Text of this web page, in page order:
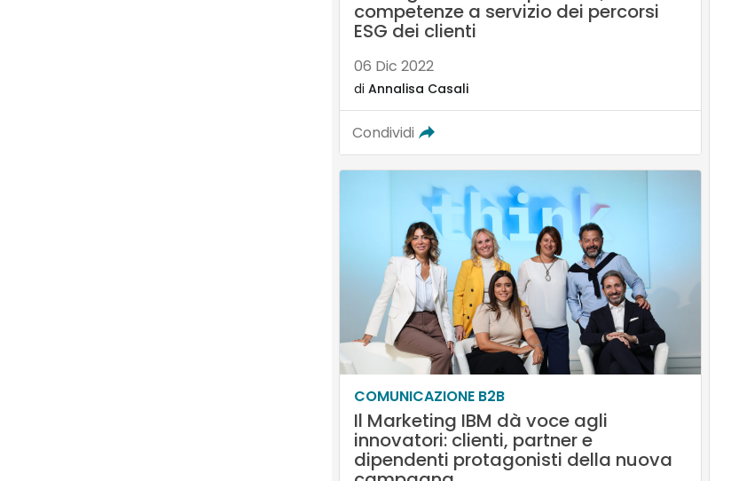
competenze a servizio dei percorsi
ESG dei clienti
06 Dic 2022
di Annalisa Casali
Condividi
COMUNICAZIONE B2B
Il Marketing IBM dà voce agli
innovatori: clienti, partner e
dipendenti protagonisti della nuova